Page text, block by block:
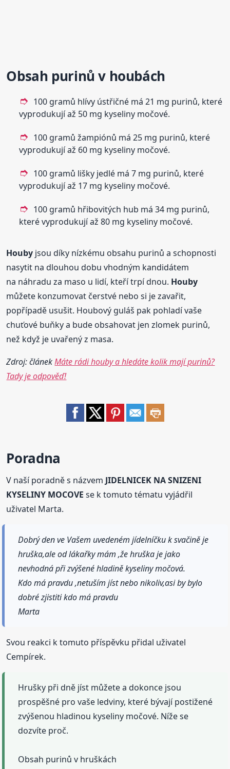
Obsah purinů v houbách
100 gramů hlívy ústřičné má 21 mg purinů, které
vyprodukují až 50 mg kyseliny močové.
100 gramů žampiónů má 25 mg purinů, které
vyprodukují až 60 mg kyseliny močové.
100 gramů lišky jedlé má 7 mg purinů, které
vyprodukují až 17 mg kyseliny močové.
100 gramů hřibovitých hub má 34 mg purinů,
které vyprodukují až 80 mg kyseliny močové.
Houby jsou díky nízkému obsahu purinů a schopnosti
nasytit na dlouhou dobu vhodným kandidátem
na náhradu za maso u lidí, kteří trpí dnou. Houby
můžete konzumovat čerstvé nebo si je zavařit,
popřípadě usušit. Houbový guláš pak pohladí vaše
chuťové buňky a bude obsahovat jen zlomek purinů,
než když je uvařený z masa.
Zdroj: článekMáte rádi houby a hledáte kolik mají purinů?
Tady je odpověď!
Poradna
V naší poradně s názvem JIDELNICEK NA SNIZENI
KYSELINY MOCOVE se k tomuto tématu vyjádřil
uživatel Marta.
Dobrý den ve Vašem uvedeném jídelníčku k svačině je
hruška,ale od lákařky mám ,že hruška je jako
nevhodná při zvýšené hladině kyseliny močová.
Kdo má pravdu ,netuším jíst nebo nikoliv,asi by bylo
dobré zjistiti kdo má pravdu
Marta
Svou reakci k tomuto příspěvku přidal uživatel
Cempírek.
Hrušky při dně jíst můžete a dokonce jsou
prospěšné pro vaše ledviny, které bývají postižené
zvýšenou hladinou kyseliny močové. Níže se
dozvíte proč.
Obsah purinů v hruškách